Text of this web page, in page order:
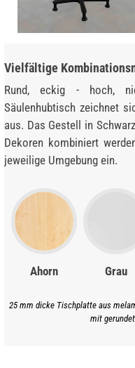
Vielfältige
Rund, eckig - hoch,
Säulenhubtisch zeichnet
aus. Das Gestell in
Dekoren kombiniert
jeweilige Umgebung ein.
Ahorn Grau
25 mm dicke Tischplatte aus
mit